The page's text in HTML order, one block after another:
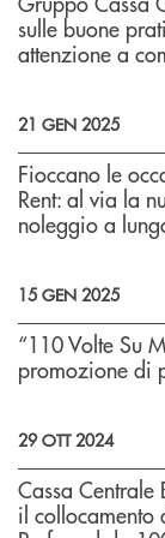
sulle buone
attenzione a
21 GEN 2025
Fioccano le
Rent: al via la
noleggio a
15 GEN 2025
“110 Volte Su
promozione di
29 OTT 2024
Cassa Centrale
il collocamento